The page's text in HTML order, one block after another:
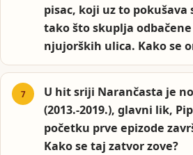
pisac, koji uz to
tako što skuplja
njujorških ulica. Kako se
U hit sriji Narančasta je
(2013.-2019.), glavni lik,
početku prve epizode
Kako se taj zatvor zove?